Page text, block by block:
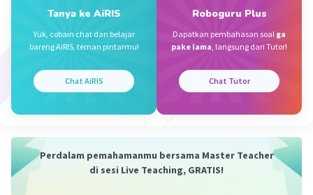
Sumber W Community Level 72
02 Oktober 2023 01:54
Jawaban terverifikasi
√4 = √2 = 2
√9 = √32= 3
Tanya ke AiRIS
Yuk, cobain chat dan belajar
bareng AiRIS, teman pintarmu!
Chat AiRIS
Roboguru Plus
Dapatkan pembahasan soal ga
pake lama, langsung dari Tutor!
Chat Tutor
Perdalam pemahamanmu bersama Master Teacher
di sesi Live Teaching, GRATIS!